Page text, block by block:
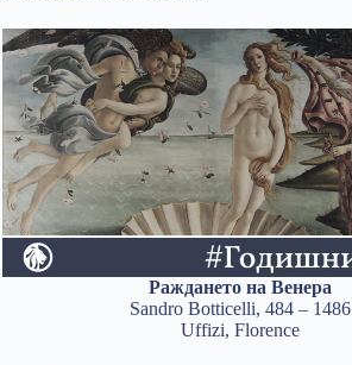
Раждането на Венера
Sandro Botticelli, 484 – 1486
Uffizi, Florence